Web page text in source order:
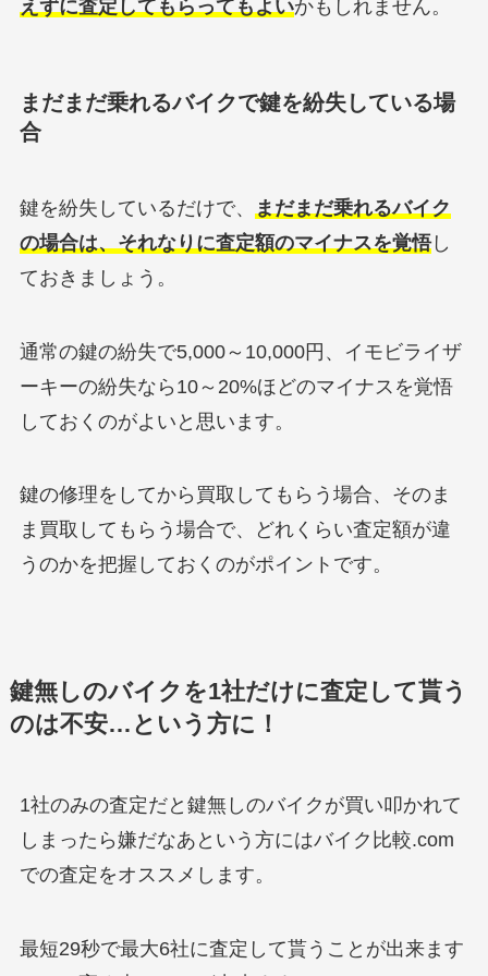
えずに査定してもらってもよいかもしれません。
まだまだ乗れるバイクで鍵を紛失している場
合
鍵を紛失しているだけで、
まだまだ乗れるバイク
の場合は、それなりに査定額のマイナスを覚悟し
ておきましょう。
通常の鍵の紛失で5,000～10,000円、イモビライザ
ーキーの紛失なら10～20%ほどのマイナスを覚悟
しておくのがよいと思います。
鍵の修理をしてから買取してもらう場合、そのま
ま買取してもらう場合で、どれくらい査定額が違
うのかを把握しておくのがポイントです。
鍵無しのバイクを1社だけに査定して貰う
のは不安…という方に！
1社のみの査定だと鍵無しのバイクが買い叩かれて
しまったら嫌だなあという方にはバイク比較.com
での査定をオススメします。
最短29秒で最大6社に査定して貰うことが出来ます